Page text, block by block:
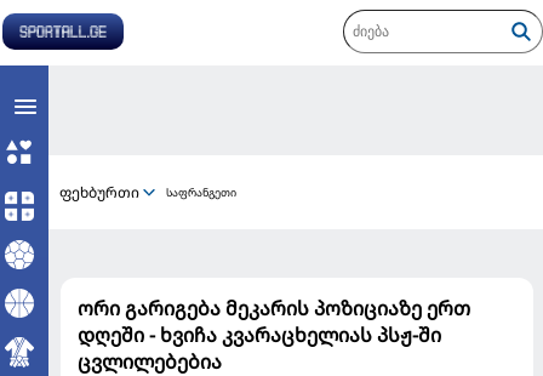
ფეხბურთი საფრანგეთი
ორი გარიგება მეკარის პოზიციაზე ერთ
დღეში - ხვიჩა კვარაცხელიას პსჟ-ში
ცვლილებებია